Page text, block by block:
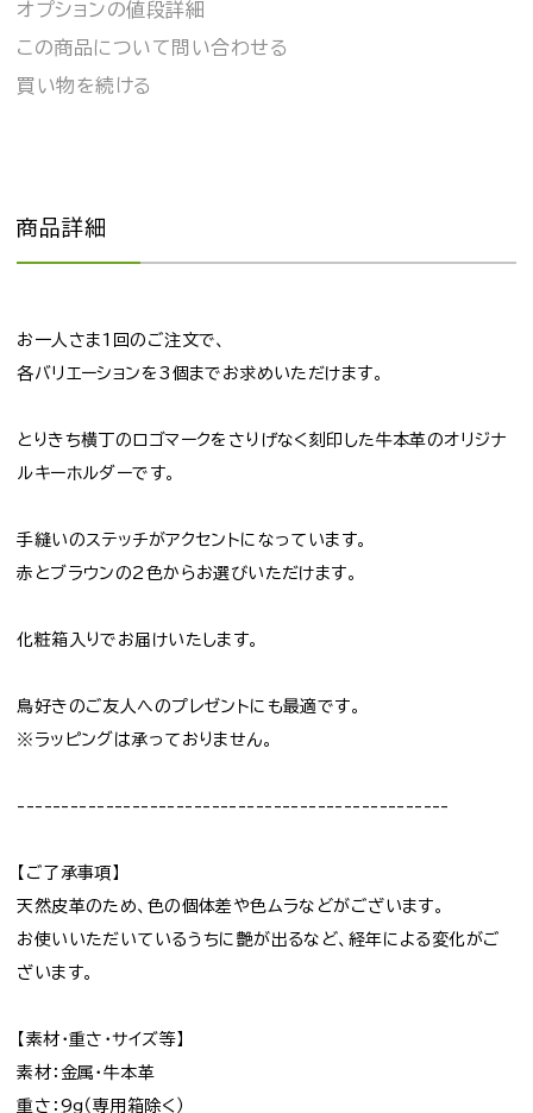
オプションの値段詳細
この商品について問い合わせる
買い物を続ける
商品詳細
お一人さま1回のご注文で、
各バリエーションを3個までお求めいただけます。
とりきち横丁のロゴマークをさりげなく刻印した牛本革のオリジナ
ルキーホルダーです。
手縫いのステッチがアクセントになっています。
赤とブラウンの2色からお選びいただけます。
化粧箱入りでお届けいたします。
鳥好きのご友人へのプレゼントにも最適です。
※ラッピングは承っておりません。
-------------------------------------------------
【ご了承事項】
天然皮革のため、色の個体差や色ムラなどがございます。
お使いいただいているうちに艶が出るなど、経年による変化がご
ざいます。
【素材・重さ・サイズ等】
素材：金属・牛本革
重さ：9g（専用箱除く）